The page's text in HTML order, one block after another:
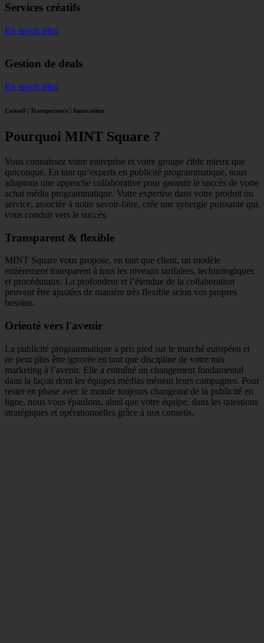
Services créatifs
En savoir plus
Gestion de deals
En savoir plus
Conseil | Transparence | Innovation
Pourquoi MINT Square ?
Vous connaissez votre entreprise et votre groupe cible mieux que
quiconque. En tant qu’experts en publicité programmatique, nous
adoptons une approche collaborative pour garantir le succès de votre
achat média programmatique. Votre expertise dans votre produit ou
service, associée à notre savoir-faire, crée une synergie puissante qui
vous conduit vers le succès.
Transparent & flexible
MINT Square vous propose, en tant que client, un modèle
entièrement transparent à tous les niveaux tarifaires, technologiques
et procéduraux. La profondeur et l’étendue de la collaboration
peuvent être ajustées de manière très flexible selon vos propres
besoins.
Orienté vers l'avenir
La publicité programmatique a pris pied sur le marché européen et
ne peut plus être ignorée en tant que discipline de votre mix
marketing à l’avenir. Elle a entraîné un changement fondamental
dans la façon dont les équipes médias mènent leurs campagnes. Pour
rester en phase avec le monde toujours changeant de la publicité en
ligne, nous vous épaulons, ainsi que votre équipe, dans les questions
stratégiques et opérationnelles grâce à nos conseils.